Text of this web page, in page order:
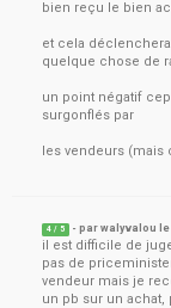
bien reçu le bien
et cela
quelque chose de
un point négatif
surgonflés par
les vendeurs (mais
4 / 5 - parwalyvalou
il est difficile de
pas de
vendeur mais je
un pb sur un